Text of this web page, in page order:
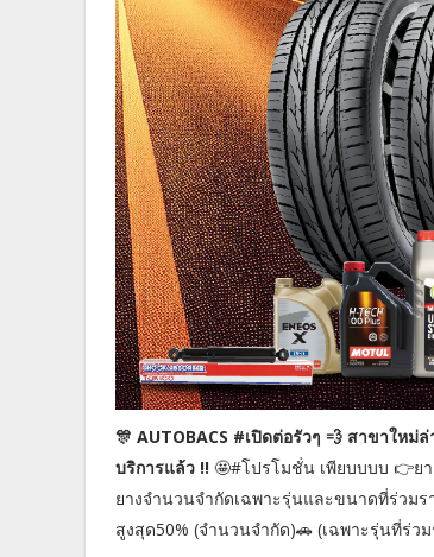
🎊 AUTOBACS #เปิดต่อรัวๆ 💨 สาขาให
บริการแล้ว !! 🤩#โปรโมชั่น เพียบบบบ 👉ย
ยางจำนวนจำกัดเฉพาะรุ่นและขนาดที่ร่วม
สูงสุด50% (จำนวนจำกัด)🚗 (เฉพาะรุ่นที่ร่ว